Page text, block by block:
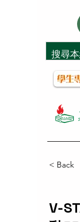
< Back
V-